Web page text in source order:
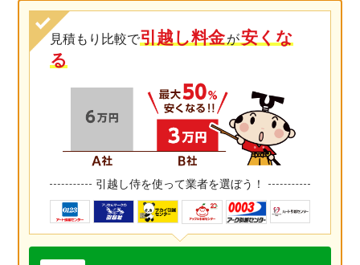
見積もり比較で引越し料金が安くな
る
引越し侍を使って業者を選ぼう！